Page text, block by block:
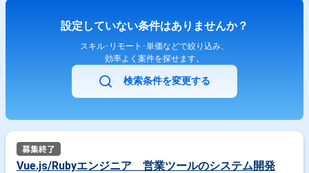
設定していない条件はありませんか？
スキル･リモート･単価などで絞り込み、
効率よく案件を探せます。
検索条件を変更する
Vue.js/Rubyエンジニア 営業ツールのシステム開発